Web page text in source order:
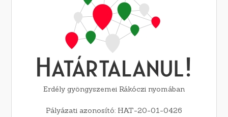
Erdély gyöngyszemei Rákóczi nyomában
Pályázati azonosító: HAT-20-01-0426